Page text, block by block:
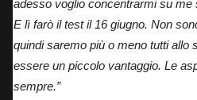
adesso voglio concentrarmi su me
E lì farò il test il 16 giugno. Non
quindi saremo più o meno tutti allo
essere un piccolo vantaggio. Le
sempre.”